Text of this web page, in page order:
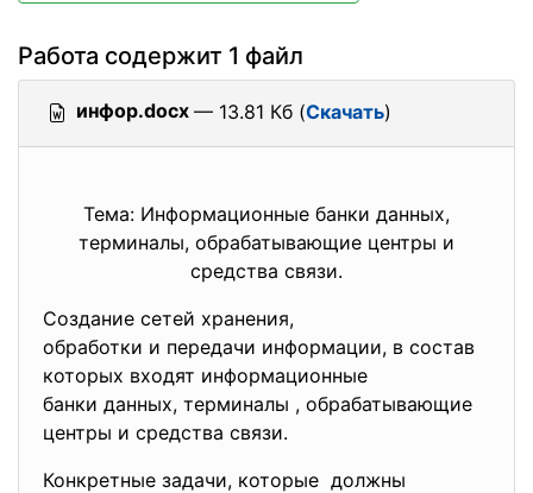
Работа содержит 1 файл
инфор.docx — 13.81 Кб (Скачать)
Тема: Информационные банки данных,
терминалы, обрабатывающие центры и
средства связи.
Создание сетей хранения,
обработки и передачи информации, в состав
которых входят информационные
банки данных, терминалы , обрабатывающие
центры и средства связи.
Конкретные задачи, которые должны